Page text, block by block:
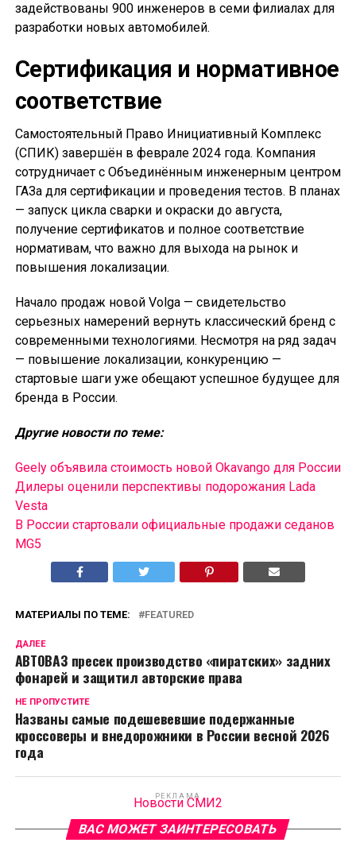
задействованы 900 инженеров в семи филиалах для
разработки новых автомобилей.
Сертификация и нормативное
соответствие
Самостоятельный Право Инициативный Комплекс
(СПИК) завершён в феврале 2024 года. Компания
сотрудничает с Объединённым инженерным центром
ГАЗа для сертификации и проведения тестов. В планах
— запуск цикла сварки и окраски до августа,
получение сертификатов и полное соответствие
нормативам, что важно для выхода на рынок и
повышения локализации.
Начало продаж новой Volga — свидетельство
серьезных намерений вернуть классический бренд с
современными технологиями. Несмотря на ряд задач
— повышение локализации, конкуренцию —
стартовые шаги уже обещают успешное будущее для
бренда в России.
Другие новости по теме:
Geely объявила стоимость новой Okavango для России
Дилеры оценили перспективы подорожания Lada
Vesta
В России cтартовали официальные продажи седанов
MG5
МАТЕРИАЛЫ ПО ТЕМЕ: FEATURED
ДАЛЕЕ
АВТОВАЗ пресек производство «пиратских» задних
фонарей и защитил авторские права
НЕ ПРОПУСТИТЕ
Названы самые подешевевшие подержанные
кроссоверы и внедорожники в России весной 2026
года
РЕКЛАМА
Новости СМИ2
ВАС МОЖЕТ ЗАИНТЕРЕСОВАТЬ